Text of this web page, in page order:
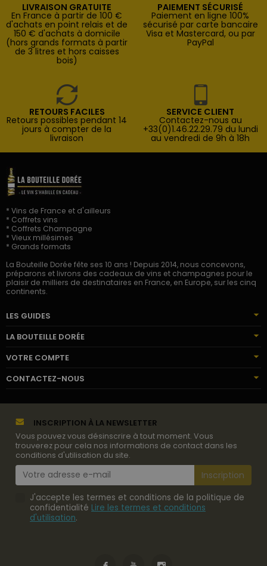
LIVRAISON GRATUITE
En France à partir de 100 €
d'achats en point relais et de
150 € d'achats à domicile
(hors grands formats à partir
de 3 litres et hors caisses
bois)
PAIEMENT SÉCURISÉ
Paiement en ligne 100%
sécurisé par carte bancaire
Visa et Mastercard, ou par
PayPal
RETOURS FACILES
Retours possibles pendant 14
jours à compter de la
livraison
SERVICE CLIENT
Contactez-nous au
+33(0)1.46.22.29.79 du lundi
au vendredi de 9h à 18h
* Vins de France et d'ailleurs
* Coffrets vins
* Coffrets Champagne
* Vieux millésimes
* Grands formats
La Bouteille Dorée fête ses 10 ans ! Depuis 2014, nous concevons,
préparons et livrons des cadeaux de vins et champagnes pour le
plaisir de milliers de destinataires en France, en Europe, sur les cinq
continents.
LES GUIDES
LA BOUTEILLE DORÉE
VOTRE COMPTE
CONTACTEZ-NOUS
INSCRIPTION À LA NEWSLETTER
Vous pouvez vous désinscrire à tout moment. Vous
trouverez pour cela nos informations de contact dans les
conditions d'utilisation du site.
J'accepte les termes et conditions de la politique de
confidentialité Lire les termes et conditions
d'utilisation.